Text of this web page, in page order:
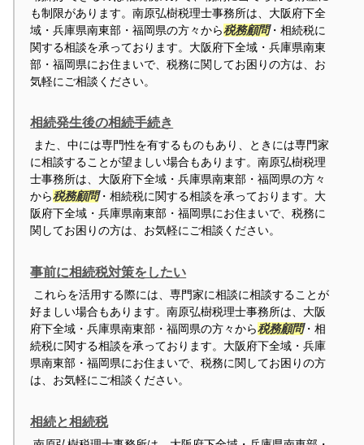
も制限があります。南原弘樹税理士事務所は、大阪府下全
域・兵庫県南東部・福岡県の方々から税務顧問・相続税に
関する相談を承っております。大阪府下全域・兵庫県南東
部・福岡県にお住まいで、税務に関してお困りの方は、お
気軽にご相談ください。
相続発生後の相続手続き
また、中には専門性を有するものもあり、ときには専門家
に相談することが望ましい場合もあります。南原弘樹税理
士事務所は、大阪府下全域・兵庫県南東部・福岡県の方々
から税務顧問・相続税に関する相談を承っております。大
阪府下全域・兵庫県南東部・福岡県にお住まいで、税務に
関してお困りの方は、お気軽にご相談ください。
事前に相続税対策をしたい
これらを活用する際には、専門家に相談に相談することが
好ましい場合もあります。南原弘樹税理士事務所は、大阪
府下全域・兵庫県南東部・福岡県の方々から税務顧問・相
続税に関する相談を承っております。大阪府下全域・兵庫
県南東部・福岡県にお住まいで、税務に関してお困りの方
は、お気軽にご相談ください。
相続と相続税